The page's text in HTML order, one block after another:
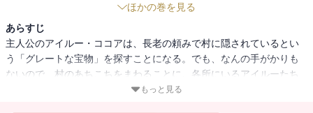
ほかの巻を見る
あらすじ
主人公のアイルー・ココアは、長老の頼みで村に隠されているとい
う「グレートな宝物」を探すことになる。でも、なんの手がかりも
ないので、村のあちこちをまわることに。各所にいるアイルーたち
から、なにか情報を聞き出そうとお話をするけど、他のことが気に
もっと見る